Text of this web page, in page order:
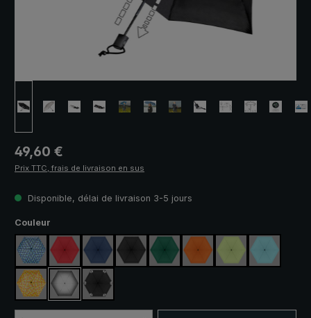
Prix régulier :
49,60 €
Prix TTC, frais de livraison en sus
Disponible, délai de livraison 3-5 jours
Sélectionnez
Couleur
bleu / vert à carreaux
rouge bleu marine
noir vert foncéorange vert clair bleu clair
jaune / orange à carreaux
argent, protection UV 50+
noir, avec bandes réfléchissantes